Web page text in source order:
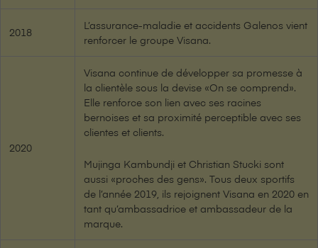
2018
L’assurance-maladie et accidents Galenos vient
renforcer le groupe V⁠i⁠s⁠a⁠n⁠a.
2020
V⁠i⁠s⁠a⁠n⁠a continue de développer sa promesse à
la clientèle sous la devise «On se comprend».
Elle renforce son lien avec ses racines
bernoises et sa proximité perceptible avec ses
clientes et clients.
Mujinga Kambundji et Christian Stucki sont
aussi «proches des gens». Tous deux sportifs
de l’année 2019, ils rejoignent V⁠i⁠s⁠a⁠n⁠a en 2020 en
tant qu’ambassadrice et ambassadeur de la
marque.